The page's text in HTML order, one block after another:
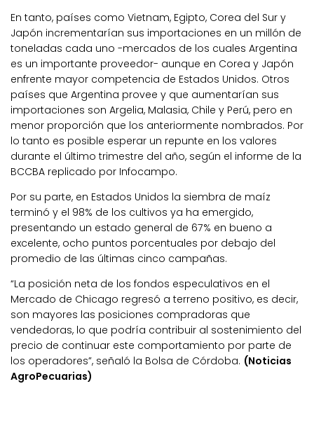
En tanto, países como Vietnam, Egipto, Corea del Sur y
Japón incrementarían sus importaciones en un millón de
toneladas cada uno -mercados de los cuales Argentina
es un importante proveedor- aunque en Corea y Japón
enfrente mayor competencia de Estados Unidos. Otros
países que Argentina provee y que aumentarían sus
importaciones son Argelia, Malasia, Chile y Perú, pero en
menor proporción que los anteriormente nombrados. Por
lo tanto es posible esperar un repunte en los valores
durante el último trimestre del año, según el informe de la
BCCBA replicado por Infocampo.
Por su parte, en Estados Unidos la siembra de maíz
terminó y el 98% de los cultivos ya ha emergido,
presentando un estado general de 67% en bueno a
excelente, ocho puntos porcentuales por debajo del
promedio de las últimas cinco campañas.
“La posición neta de los fondos especulativos en el
Mercado de Chicago regresó a terreno positivo, es decir,
son mayores las posiciones compradoras que
vendedoras, lo que podría contribuir al sostenimiento del
precio de continuar este comportamiento por parte de
los operadores”, señaló la Bolsa de Córdoba. (Noticias
AgroPecuarias)